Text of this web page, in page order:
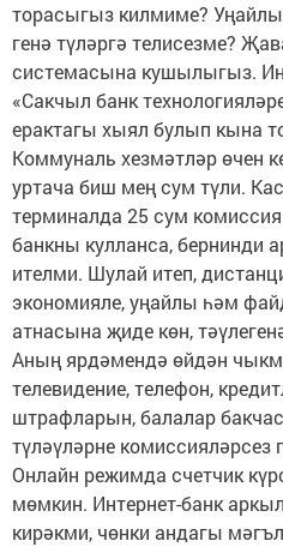
торасыгыз килмиме?
генә түләргә телисезме?
системасына кушылыгыз.
«Сакчыл банк
ерактагы хыял булып кына
Коммуналь хезмәтләр өчен
уртача биш мең сум түли.
терминалда 25 сум
банкны кулланса, бернинди
ителми. Шулай итеп,
экономия­ле, уңайлы һәм
атнасына җиде көн,
Аның ярдәмендә өйдән
телевидение, телефон,
штрафларын, балалар
түләүләрне комиссия­ләрсез
Онлайн режимда счетчик
мөмкин. Интернет-банк
кирәкми, чөнки андагы